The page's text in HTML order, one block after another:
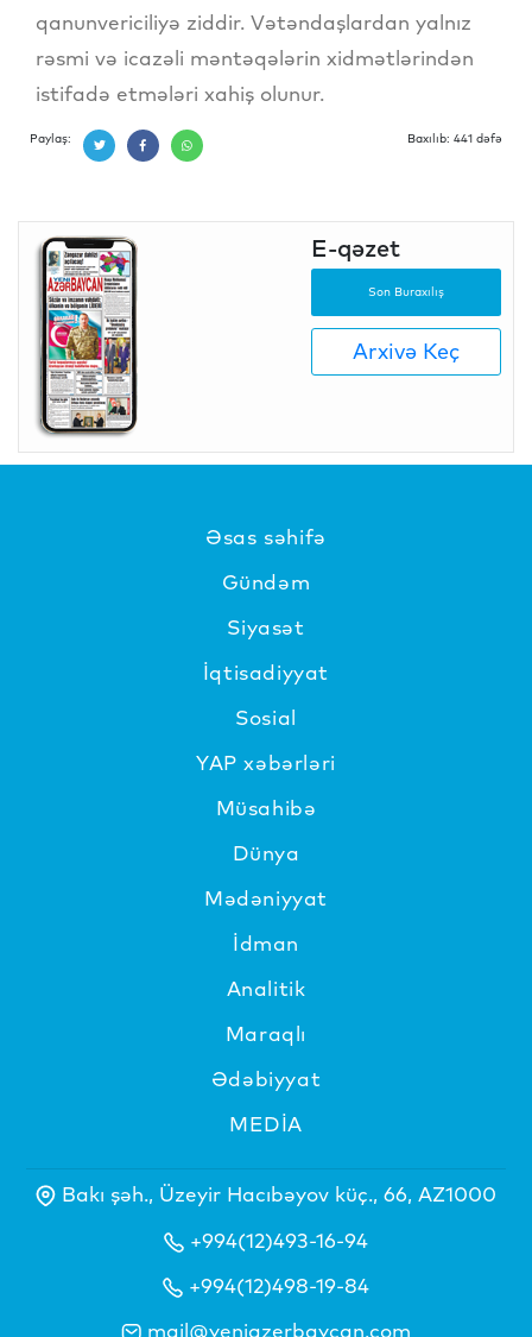
qanunvericiliyə ziddir. Vətəndaşlardan yalnız
rəsmi və icazəli məntəqələrin xidmətlərindən
istifadə etmələri xahiş olunur.
Paylaş: Baxılıb: 441 dəfə
E-qəzet
Son Buraxılış
Arxivə Keç
Əsas səhifə
Gündəm
Siyasət
İqtisadiyyat
Sosial
YAP xəbərləri
Müsahibə
Dünya
Mədəniyyat
İdman
Analitik
Maraqlı
Ədəbiyyat
MEDİA
Bakı şəh., Üzeyir Hacıbəyov küç., 66, AZ1000
+994(12)493-16-94
+994(12)498-19-84
mail@yeniazerbaycan.com